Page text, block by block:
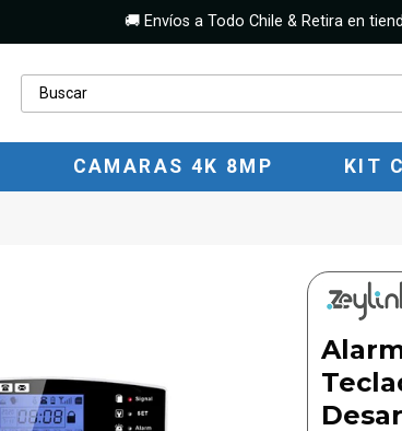
🚚 Envíos a Todo Chile & Retira en
CAMARAS 4K 8MP KIT